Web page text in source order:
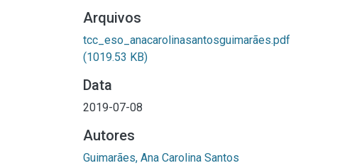
Arquivos
tcc_eso_anacarolinasantosguimarães.pdf
(1019.53 KB)
Data
2019-07-08
Autores
Guimarães, Ana Carolina Santos